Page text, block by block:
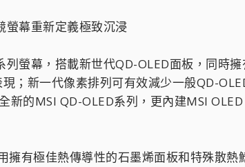
螢幕重新定義極致沉浸
螢幕，搭載新世代QD-OLED面板，同時
；新一代像素排列可有效減少一般QD-
新的MSI QD-OLED系列，更內建MSI
擁有極佳熱傳導性的石墨烯面板和特殊散